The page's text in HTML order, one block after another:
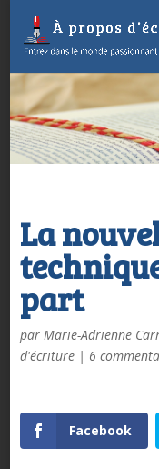
La
part
par Marie-Adrienne
d'écriture| 6
Facebook